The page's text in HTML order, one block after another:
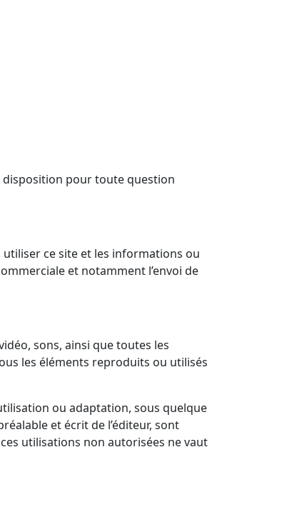
disposition pour toute question
utiliser ce site et les informations ou
et notamment l’envoi de
sons, ainsi que toutes les
les éléments reproduits ou utilisés
ou adaptation, sous quelque
et écrit de l’éditeur, sont
utilisations non autorisées ne vaut